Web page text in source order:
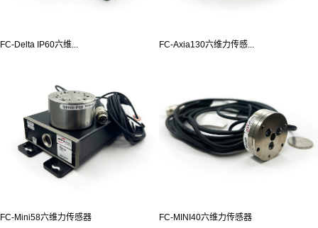
FC-Delta IP60六维... FC-Axia130六维力传感...
FC-Mini58六维力传感器 FC-MINI40六维力传感器